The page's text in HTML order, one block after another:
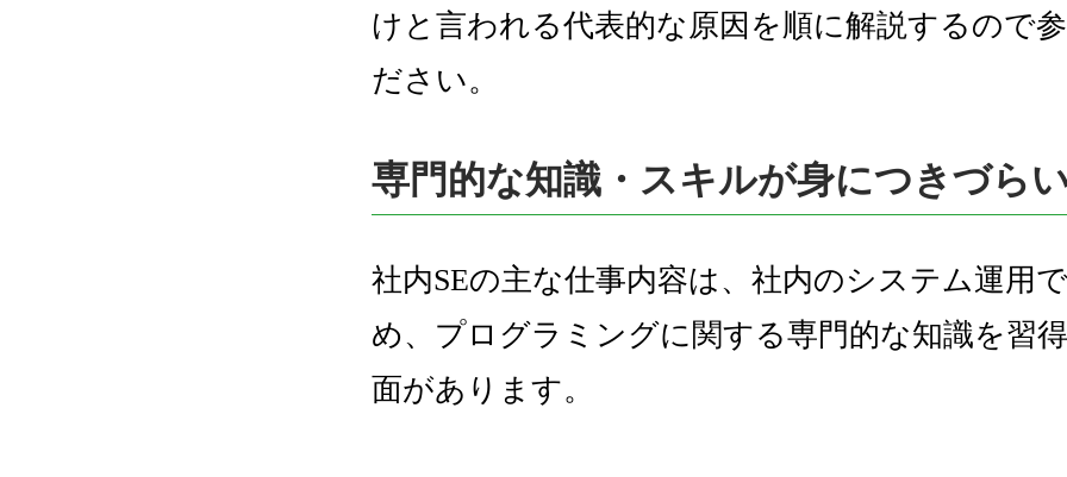
けと言われる代表的な原因を順に解説するので
ださい。
専門的な知識・スキルが身につきづら
社内SEの主な仕事内容は、社内のシステム運用
め、プログラミングに関する専門的な知識を習
面があります。